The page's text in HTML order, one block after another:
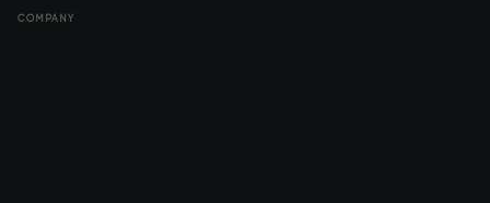
COMPANY